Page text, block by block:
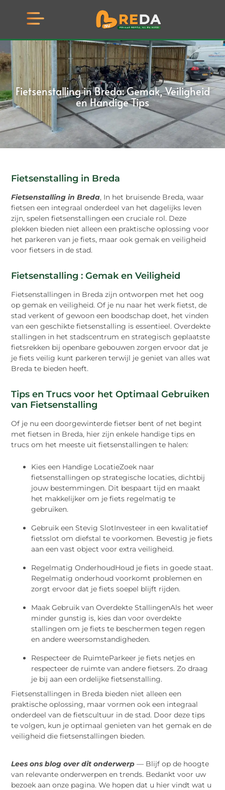
Fietsenstalling in Breda: Gemak, Veiligheid
en Handige Tips
Fietsenstalling in Breda
Fietsenstalling in Breda, In het bruisende Breda, waar
fietsen een integraal onderdeel van het dagelijks leven
zijn, spelen fietsenstallingen een cruciale rol. Deze
plekken bieden niet alleen een praktische oplossing voor
het parkeren van je fiets, maar ook gemak en veiligheid
voor fietsers in de stad.
Fietsenstalling : Gemak en Veiligheid
Fietsenstallingen in Breda zijn ontworpen met het oog
op gemak en veiligheid. Of je nu naar het werk fietst, de
stad verkent of gewoon een boodschap doet, het vinden
van een geschikte fietsenstalling is essentieel. Overdekte
stallingen in het stadscentrum en strategisch geplaatste
fietsrekken bij openbare gebouwen zorgen ervoor dat je
je fiets veilig kunt parkeren terwijl je geniet van alles wat
Breda te bieden heeft.
Tips en Trucs voor het Optimaal Gebruiken
van Fietsenstalling
Of je nu een doorgewinterde fietser bent of net begint
met fietsen in Breda, hier zijn enkele handige tips en
trucs om het meeste uit fietsenstallingen te halen:
Kies een Handige LocatieZoek naar
fietsenstallingen op strategische locaties, dichtbij
jouw bestemmingen. Dit bespaart tijd en maakt
het makkelijker om je fiets regelmatig te
gebruiken.
Gebruik een Stevig SlotInvesteer in een kwalitatief
fietsslot om diefstal te voorkomen. Bevestig je fiets
aan een vast object voor extra veiligheid.
Regelmatig OnderhoudHoud je fiets in goede staat.
Regelmatig onderhoud voorkomt problemen en
zorgt ervoor dat je fiets soepel blijft rijden.
Maak Gebruik van Overdekte StallingenAls het weer
minder gunstig is, kies dan voor overdekte
stallingen om je fiets te beschermen tegen regen
en andere weersomstandigheden.
Respecteer de RuimteParkeer je fiets netjes en
respecteer de ruimte van andere fietsers. Zo draag
je bij aan een ordelijke fietsenstalling.
Fietsenstallingen in Breda bieden niet alleen een
praktische oplossing, maar vormen ook een integraal
onderdeel van de fietscultuur in de stad. Door deze tips
te volgen, kun je optimaal genieten van het gemak en de
veiligheid die fietsenstallingen bieden.
Lees ons blog over dit onderwerp— Blijf op de hoogte
van relevante onderwerpen en trends. Bedankt voor uw
bezoek aan onze pagina. We hopen dat u hier vindt wat u